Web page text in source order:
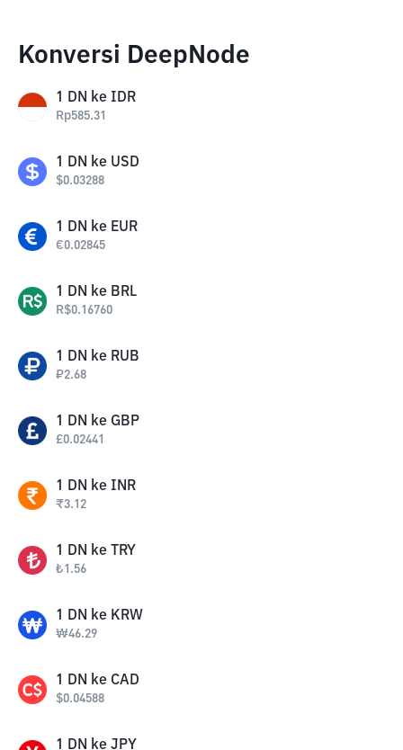
Konversi DeepNode
1 DN ke IDR
Rp585.31
1 DN ke USD
$0.03288
1 DN ke EUR
€0.02845
1 DN ke BRL
R$0.16760
1 DN ke RUB
₽2.68
1 DN ke GBP
£0.02441
1 DN ke INR
₹3.12
1 DN ke TRY
₺1.56
1 DN ke KRW
₩46.29
1 DN ke CAD
$0.04588
1 DN ke JPY